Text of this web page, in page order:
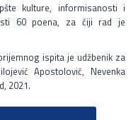
kulture, informisanosti i
60 poena, za čiji rad je
ispita je udžbenik za
Apostolović, Nevenka
2021.